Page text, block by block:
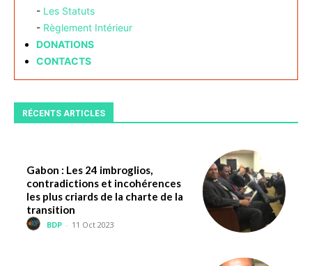
- Les Statuts
- Règlement Intérieur
DONATIONS
CONTACTS
RÉCENTS ARTICLES
Gabon : Les 24 imbroglios,
contradictions et incohérences
les plus criards de la charte de la
transition
BDP - 11 Oct 2023